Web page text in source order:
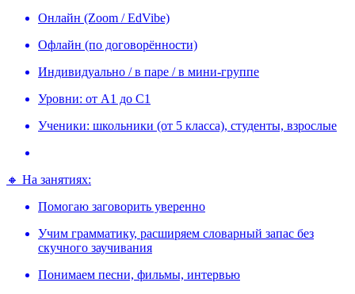
Онлайн (Zoom / EdVibe)
Офлайн (по договорённости)
Индивидуально / в паре / в мини-группе
Уровни: от А1 до С1
Ученики: школьники (от 5 класса), студенты, взрослые
🔸 На занятиях:
Помогаю заговорить уверенно
Учим грамматику, расширяем словарный запас без
скучного заучивания
Понимаем песни, фильмы, интервью